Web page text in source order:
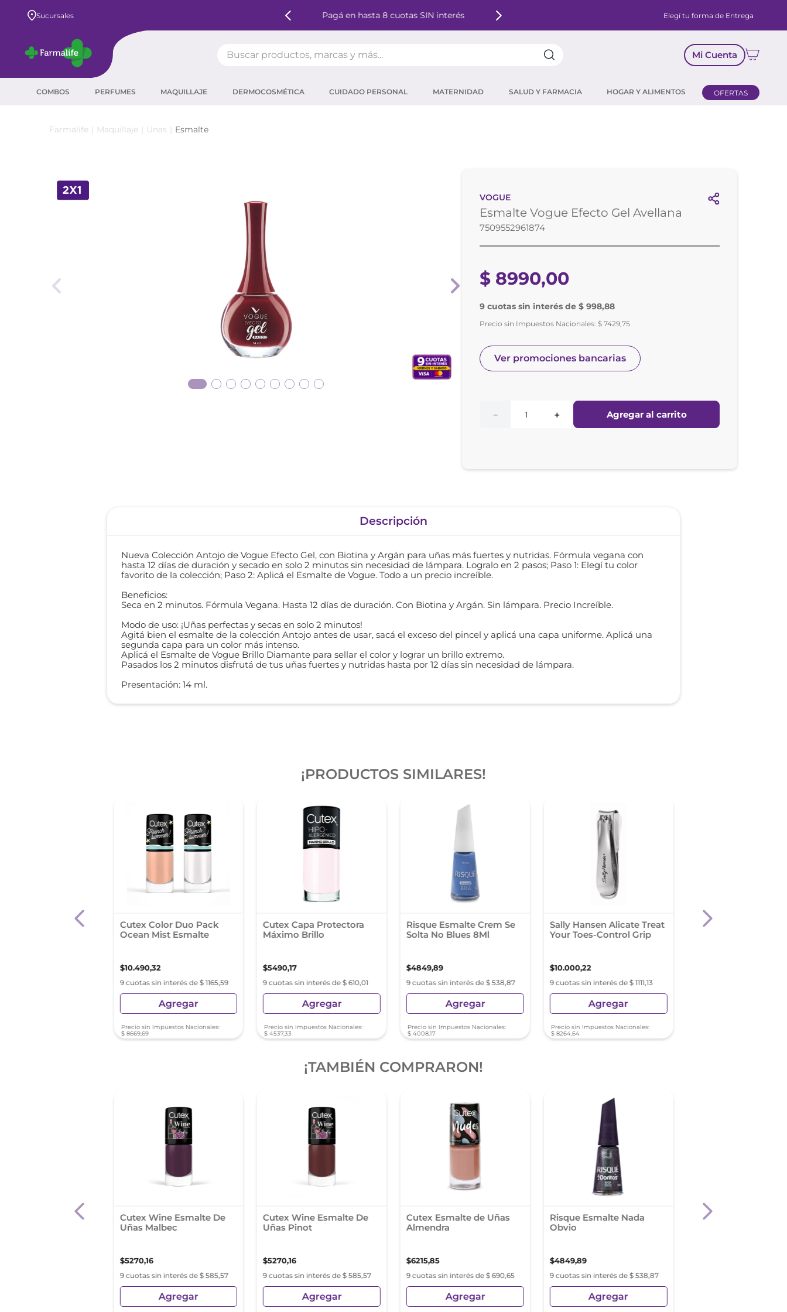
Sucursales Pagá en hasta 8 cuotas SIN interés Elegí tu forma de Entrega
Mi Cuenta
COMBOS PERFUMES MAQUILLAJE DERMOCOSMÉTICA CUIDADO PERSONAL MATERNIDAD SALUD Y FARMACIA HOGAR Y ALIMENTOS OFERTAS
Maquillaje Unas Esmalte
VOGUE
Esmalte Vogue Efecto Gel Avellana
7509552961874
$ 8990,00
9 cuotas sin interés de $ 998,88
Precio sin Impuestos Nacionales:$ 7429,75
Ver promociones bancarias
＋
－ Agregar al carrito
Descripción
Nueva Colección Antojo de Vogue Efecto Gel, con Biotina y Argán para uñas más fuertes y nutridas. Fórmula vegana con
hasta 12 días de duración y secado en solo 2 minutos sin necesidad de lámpara. Logralo en 2 pasos; Paso 1: Elegí tu color
favorito de la colección; Paso 2: Aplicá el Esmalte de Vogue. Todo a un precio increíble.
Beneficios:
Seca en 2 minutos. Fórmula Vegana. Hasta 12 días de duración. Con Biotina y Argán. Sin lámpara. Precio Increíble.
Modo de uso: ¡Uñas perfectas y secas en solo 2 minutos!
Agitá bien el esmalte de la colección Antojo antes de usar, sacá el exceso del pincel y aplicá una capa uniforme. Aplicá una
segunda capa para un color más intenso.
Aplicá el Esmalte de Vogue Brillo Diamante para sellar el color y lograr un brillo extremo.
Pasados los 2 minutos disfrutá de tus uñas fuertes y nutridas hasta por 12 días sin necesidad de lámpara.
Presentación: 14 ml.
¡PRODUCTOS SIMILARES!
Cutex Color Duo Pack
Ocean Mist Esmalte
$10.490,32
9 cuotas sin interés de $ 1165,59
Agregar
Precio sin Impuestos Nacionales:
$ 8669,69
Cutex Capa Protectora
Máximo Brillo
$5490,17
9 cuotas sin interés de $ 610,01
Agregar
Precio sin Impuestos Nacionales:
$ 4537,33
Risque Esmalte Crem Se
Solta No Blues 8Ml
$4849,89
9 cuotas sin interés de $ 538,87
Agregar
Precio sin Impuestos Nacionales:
$ 4008,17
Sally Hansen Alicate Treat
Your Toes-Control Grip
$10.000,22
9 cuotas sin interés de $ 1111,13
Agregar
Precio sin Impuestos Nacionales:
$ 8264,64
Cher Esmalte The
¡TAMBIÉN COMPRARON!
Cutex Wine Esmalte De
Uñas Malbec
$5270,16
9 cuotas sin interés de $ 585,57
Agregar
Cutex Wine Esmalte De
Uñas Pinot
$5270,16
9 cuotas sin interés de $ 585,57
Agregar
Cutex Esmalte de Uñas
Almendra
$6215,85
9 cuotas sin interés de $ 690,65
Agregar
Risque Esmalte Nada
Obvio
$4849,89
9 cuotas sin interés de $ 538,87
Agregar
Risque Esmalte
agua micelar
corrector
máscara pestañas
retinol
roche posay